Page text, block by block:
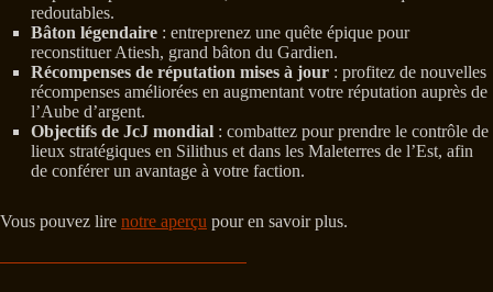
redoutables.
Bâton légendaire : entreprenez une quête épique pour
reconstituer Atiesh, grand bâton du Gardien.
Récompenses de réputation mises à jour : profitez de nouvelles
récompenses améliorées en augmentant votre réputation auprès de
l’Aube d’argent.
Objectifs de JcJ mondial : combattez pour prendre le contrôle de
lieux stratégiques en Silithus et dans les Maleterres de l’Est, afin
de conférer un avantage à votre faction.
Vous pouvez lire notre aperçu pour en savoir plus.